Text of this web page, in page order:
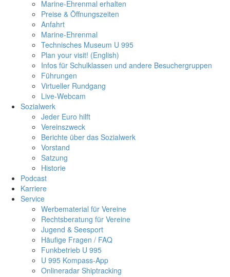
Marine-Ehrenmal erhalten
Preise & Öffnungszeiten
Anfahrt
Marine-Ehrenmal
Technisches Museum U 995
Plan your visit! (English)
Infos für Schulklassen und andere Besuchergruppen
Führungen
Virtueller Rundgang
Live-Webcam
Sozialwerk
Jeder Euro hilft
Vereinszweck
Berichte über das Sozialwerk
Vorstand
Satzung
Historie
Podcast
Karriere
Service
Werbematerial für Vereine
Rechtsberatung für Vereine
Jugend & Seesport
Häufige Fragen / FAQ
Funkbetrieb U 995
U 995 Kompass-App
Onlineradar Shiptracking